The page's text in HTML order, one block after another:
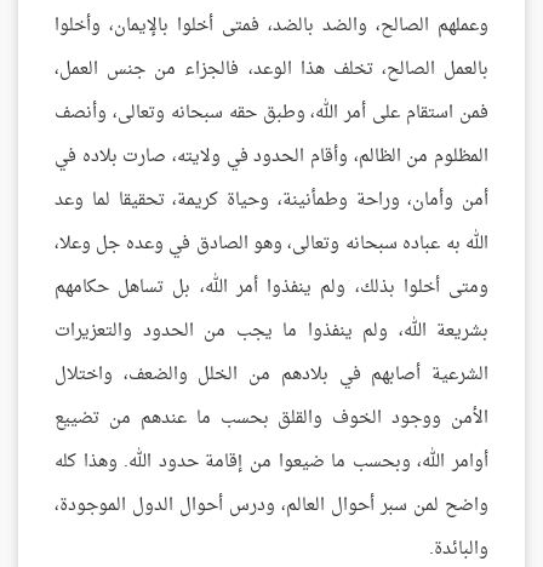
وعملهم الصالح، والضد بالضد، فمتى أخلوا بالإيمان، وأخلوا
بالعمل الصالح، تخلف هذا الوعد، فالجزاء من جنس العمل،
فمن استقام على أمر الله، وطبق حقه سبحانه وتعالى، وأنصف
المظلوم من الظالم، وأقام الحدود في ولايته، صارت بلاده في
أمن وأمان، وراحة وطمأنينة، وحياة كريمة، تحقيقا لما وعد
الله به عباده سبحانه وتعالى، وهو الصادق في وعده جل وعلا،
ومتى أخلوا بذلك، ولم ينفذوا أمر الله، بل تساهل حكامهم
بشريعة الله، ولم ينفذوا ما يجب من الحدود والتعزيرات
الشرعية أصابهم في بلادهم من الخلل والضعف، واختلال
الأمن ووجود الخوف والقلق بحسب ما عندهم من تضييع
أوامر الله، وبحسب ما ضيعوا من إقامة حدود الله. وهذا كله
واضح لمن سبر أحوال العالم، ودرس أحوال الدول الموجودة،
والبائدة.